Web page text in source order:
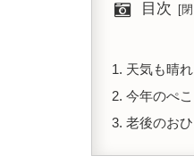
目次
天気も晴
今年のぺ
老後のお